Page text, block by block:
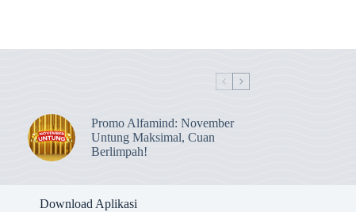
Promo Alfamind: November
Untung Maksimal, Cuan
Berlimpah!
Download Aplikasi